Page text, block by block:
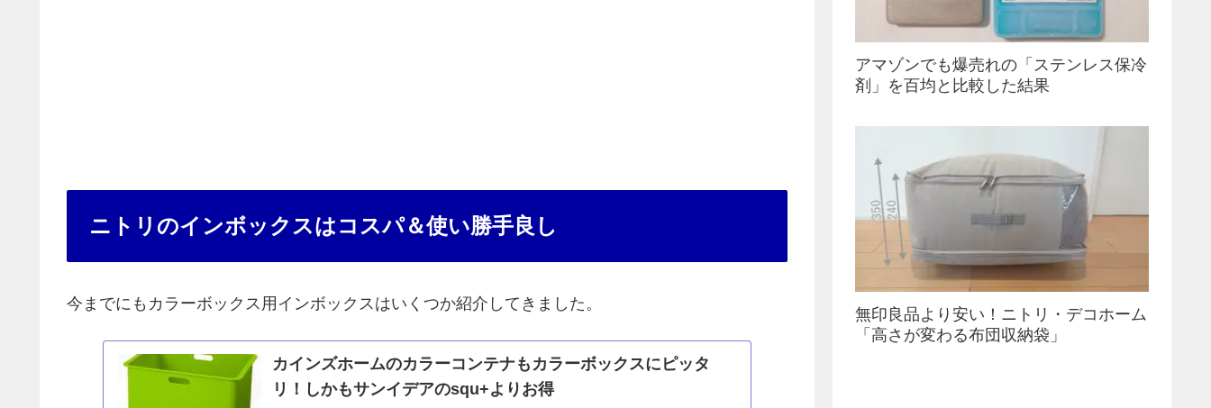
ニトリのインボックスはコスパ＆使い勝手良し
今までにもカラーボックス用インボックスはいくつか紹介してきました。
カインズホームのカラーコンテナもカラーボックスにピッタ
リ！しかもサンイデアのsqu+よりお得
アマゾンでも爆売れの「ステンレス保冷
剤」を百均と比較した結果
無印良品より安い！ニトリ・デコホーム
「高さが変わる布団収納袋」